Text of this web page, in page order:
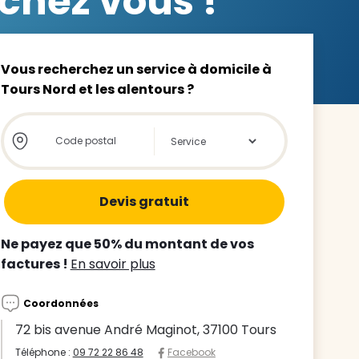
le
enfant
à
Vous recherchez un service à domicile à
Tours Nord et les alentours ?
Store locator global - Autocompletion
Rechercher
Ne payez que 50% du montant de vos
factures ! En savoir plus
Coordonnées
72 bis avenue André Maginot, 37100 Tours
Téléphone : 09 72 22 86 48
Facebook